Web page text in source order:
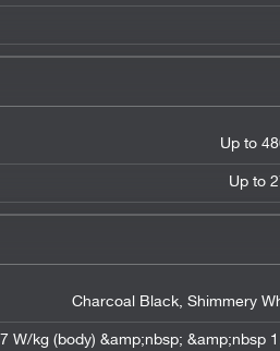
Up to
Up to
Charcoal Black, Shimmery
1.07 W/kg (head)